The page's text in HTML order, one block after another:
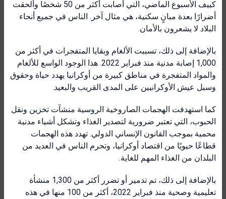
كييف الأسبوع الماضي، التي أصابت أكثر من 50 شخصًا وألحقت
أضرارًا بعدة مبانٍ سكنية، هي مثال آخر. الناس في جميع أنحاء
البلاد لا يشعرون بالأمان.
بالإضافة إلى ذلك، تسببت الألغام وبقايا المتفجرات في أكثر من
1,000 إصابة مدنية منذ فبراير 2022. هذا الوجود الواسع للألغام
والمواد المتفجرة في مناطق كبيرة من أوكرانيا يهدد حياة وحقوق
وسبل عيش الأوكرانيين على المدى القريب والبعيد.
كما استهدفت الهجمات الصاروخية الروسية منشآت تخزين ونقل
الحبوب، التي تعتبر ضرورية لتصدير الغذاء وتشكل أشياء مدنية
محمية بموجب القانون الإنساني الدولي. تهدد هذه الهجمات
قطاعًا حيويًا من اقتصاد أوكرانيا، وتحرم الناس في العديد من
البلدان من الغذاء المهم للغاية.
بالإضافة إلى ذلك، تم تدمير أو تضرر أكثر من 1,300 منشأة
تعليمية وصحية منذ فبراير 2022، أكثر من 100 منها في هذه